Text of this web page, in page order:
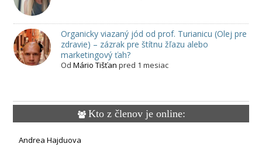
Organicky viazaný jód od prof. Turianicu (Olej pre
zdravie) – zázrak pre štítnu žľazu alebo
marketingový ťah?
Od Mário Tišťan pred 1 mesiac
Kto z členov je online:
Andrea Hajduova